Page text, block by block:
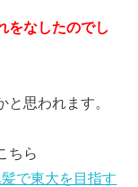
をなしたのでし
思われます。
ちら
で東大を目指す